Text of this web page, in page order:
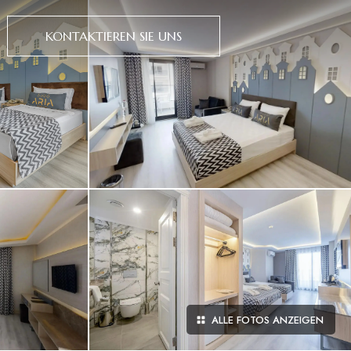
KONTAKTIEREN SIE UNS
ALLE FOTOS ANZEIGEN